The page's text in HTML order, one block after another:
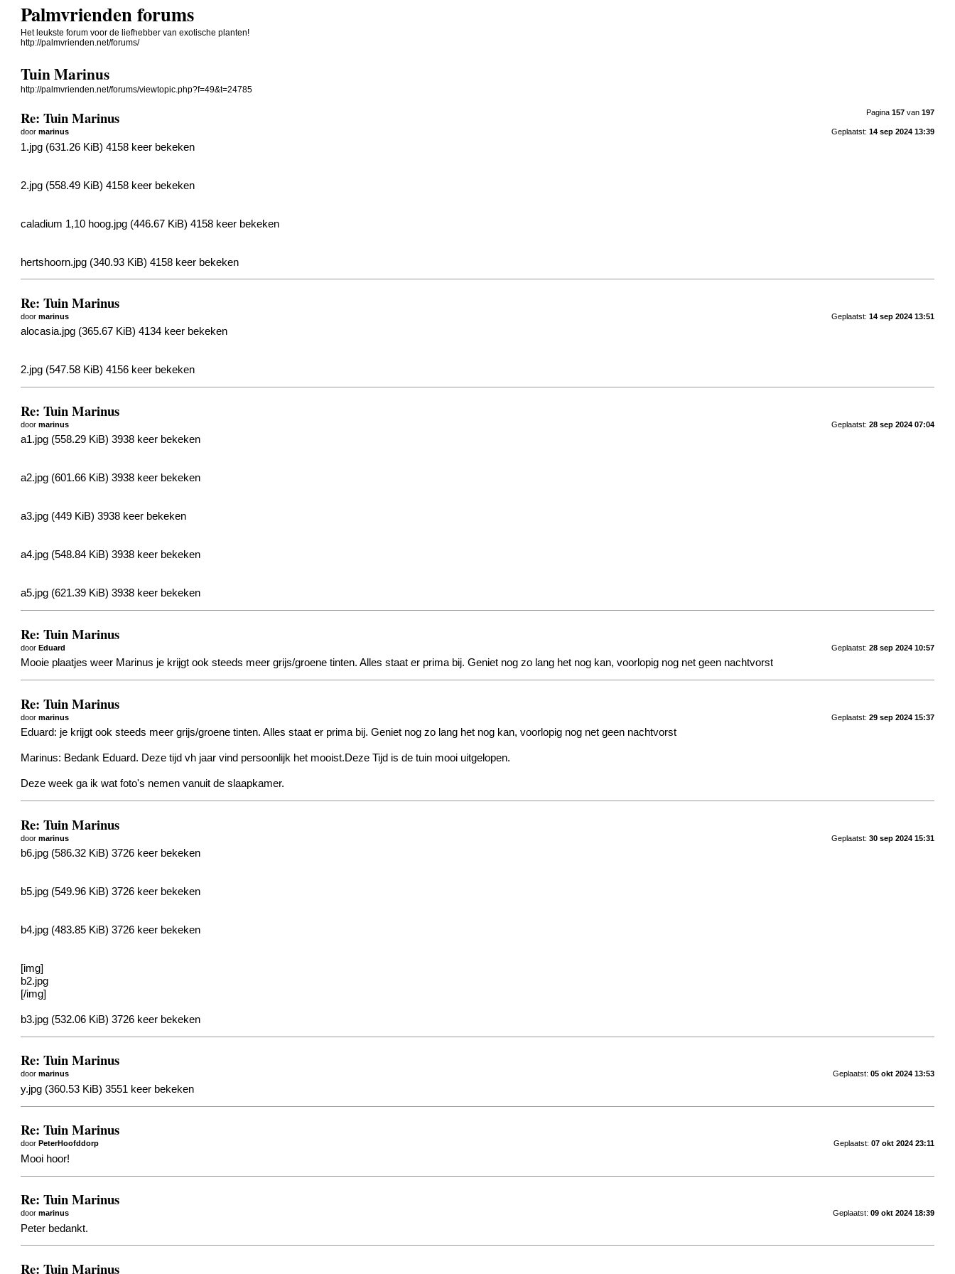
Palmvrienden forums
Het leukste forum voor de liefhebber van exotische planten!
http://palmvrienden.net/forums/
Tuin Marinus
http://palmvrienden.net/forums/viewtopic.php?f=49&t=24785
Pagina 157van 197
Re: Tuin Marinus
Geplaatst: 14 sep 2024 13:39
doormarinus
1.jpg (631.26 KiB) 4158 keer bekeken
2.jpg (558.49 KiB) 4158 keer bekeken
caladium 1,10 hoog.jpg (446.67 KiB) 4158 keer bekeken
hertshoorn.jpg (340.93 KiB) 4158 keer bekeken
Re: Tuin Marinus
Geplaatst: 14 sep 2024 13:51
doormarinus
alocasia.jpg (365.67 KiB) 4134 keer bekeken
2.jpg (547.58 KiB) 4156 keer bekeken
Re: Tuin Marinus
Geplaatst: 28 sep 2024 07:04
doormarinus
a1.jpg (558.29 KiB) 3938 keer bekeken
a2.jpg (601.66 KiB) 3938 keer bekeken
a3.jpg (449 KiB) 3938 keer bekeken
a4.jpg (548.84 KiB) 3938 keer bekeken
a5.jpg (621.39 KiB) 3938 keer bekeken
Re: Tuin Marinus
Geplaatst: 28 sep 2024 10:57
doorEduard
Mooie plaatjes weer Marinus je krijgt ook steeds meer grijs/groene tinten. Alles staat er prima bij. Geniet nog zo lang het nog kan, voorlopig nog net geen nachtvorst
Re: Tuin Marinus
Geplaatst: 29 sep 2024 15:37
doormarinus
Eduard: je krijgt ook steeds meer grijs/groene tinten. Alles staat er prima bij. Geniet nog zo lang het nog kan, voorlopig nog net geen nachtvorst
Marinus: Bedank Eduard. Deze tijd vh jaar vind persoonlijk het mooist.Deze Tijd is de tuin mooi uitgelopen.
Deze week ga ik wat foto's nemen vanuit de slaapkamer.
Re: Tuin Marinus
Geplaatst: 30 sep 2024 15:31
doormarinus
b6.jpg (586.32 KiB) 3726 keer bekeken
b5.jpg (549.96 KiB) 3726 keer bekeken
b4.jpg (483.85 KiB) 3726 keer bekeken
[img]
b2.jpg
[/img]
b3.jpg (532.06 KiB) 3726 keer bekeken
Re: Tuin Marinus
Geplaatst: 05 okt 2024 13:53
doormarinus
y.jpg (360.53 KiB) 3551 keer bekeken
Re: Tuin Marinus
Geplaatst: 07 okt 2024 23:11
door PeterHoofddorp
Mooi hoor!
Re: Tuin Marinus
Geplaatst: 09 okt 2024 18:39
doormarinus
Peter bedankt.
Re: Tuin Marinus